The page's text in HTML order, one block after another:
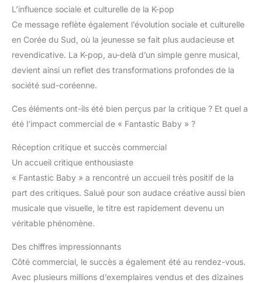
L’influence sociale et culturelle de la K-pop
Ce message reflète également l’évolution sociale et culturelle
en Corée du Sud, où la jeunesse se fait plus audacieuse et
revendicative. La K-pop, au-delà d’un simple genre musical,
devient ainsi un reflet des transformations profondes de la
société sud-coréenne.
Ces éléments ont-ils été bien perçus par la critique ? Et quel a
été l’impact commercial de « Fantastic Baby » ?
Réception critique et succès commercial
Un accueil critique enthousiaste
« Fantastic Baby » a rencontré un accueil très positif de la
part des critiques. Salué pour son audace créative aussi bien
musicale que visuelle, le titre est rapidement devenu un
véritable phénomène.
Des chiffres impressionnants
Côté commercial, le succès a également été au rendez-vous.
Avec plusieurs millions d’exemplaires vendus et des dizaines